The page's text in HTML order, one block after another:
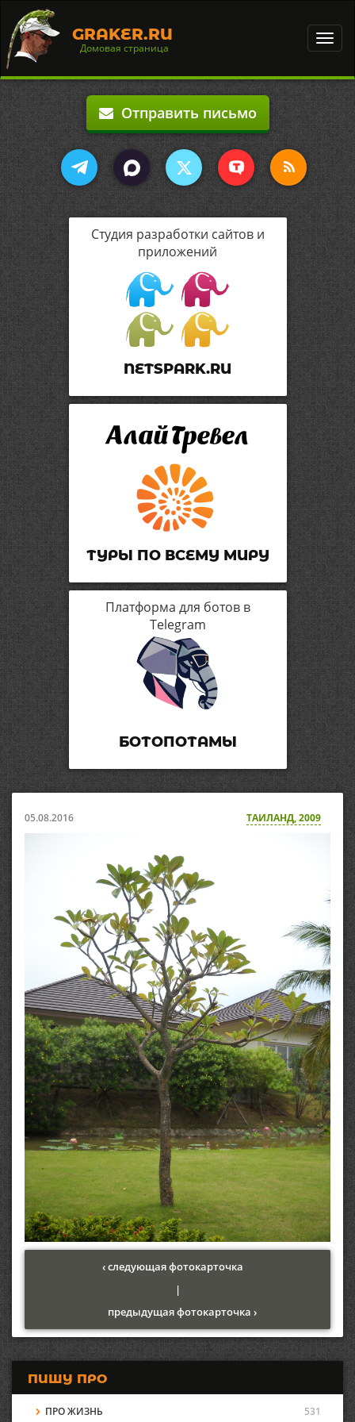
GRAKER.RU
Домовая страница
Отправить письмо
Студия разработки сайтов и
приложений
NETSPARK.RU
ТУРЫ ПО ВСЕМУ МИРУ
Платформа для ботов в
Telegram
БОТОПОТАМЫ
05.08.2016 ТАИЛАНД, 2009
‹ следующая фотокарточка
|
предыдущая фотокарточка ›
ПИШУ ПРО
ПРО ЖИЗНЬ 531